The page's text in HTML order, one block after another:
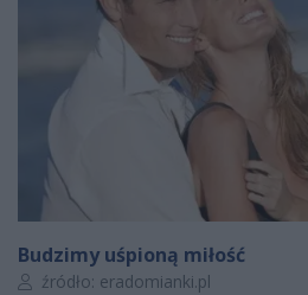
Budzimy uśpioną miłość
Autor artykułu:
źródło: eradomianki.pl